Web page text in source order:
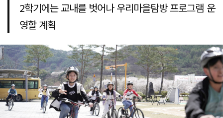
2학기에는 교내를 벗어나 우리마을탐방 프로그램 운
영할 계획